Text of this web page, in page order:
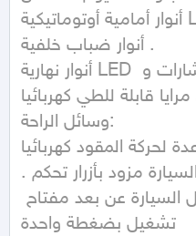
أنوار أمامية أوتوماتيكية LED
أنوار ضباب خلفية .
أنوار نهارية LED مرايا جانبية كهربائية مع إشارات و
قابلة للطي كهربائيا
وسائل الراحة:
لحركة المقود كهربائيا
. مقود السيارة مزود بأزرار تحكم
تشغيل بضغطة واحدة